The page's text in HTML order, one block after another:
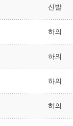
신발
하의
하의
하의
하의